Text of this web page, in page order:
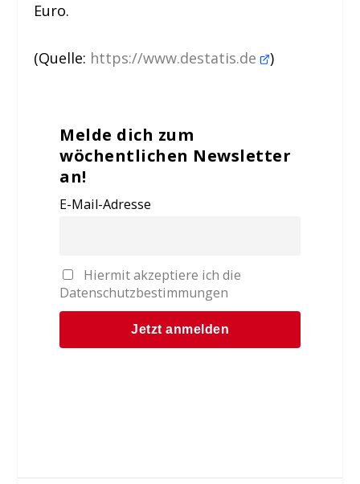
Euro.
(Quelle: https://www.destatis.de )
Melde dich zum
wöchentlichen Newsletter
an!
E-Mail-Adresse
Hiermit akzeptiere ich die
Datenschutzbestimmungen